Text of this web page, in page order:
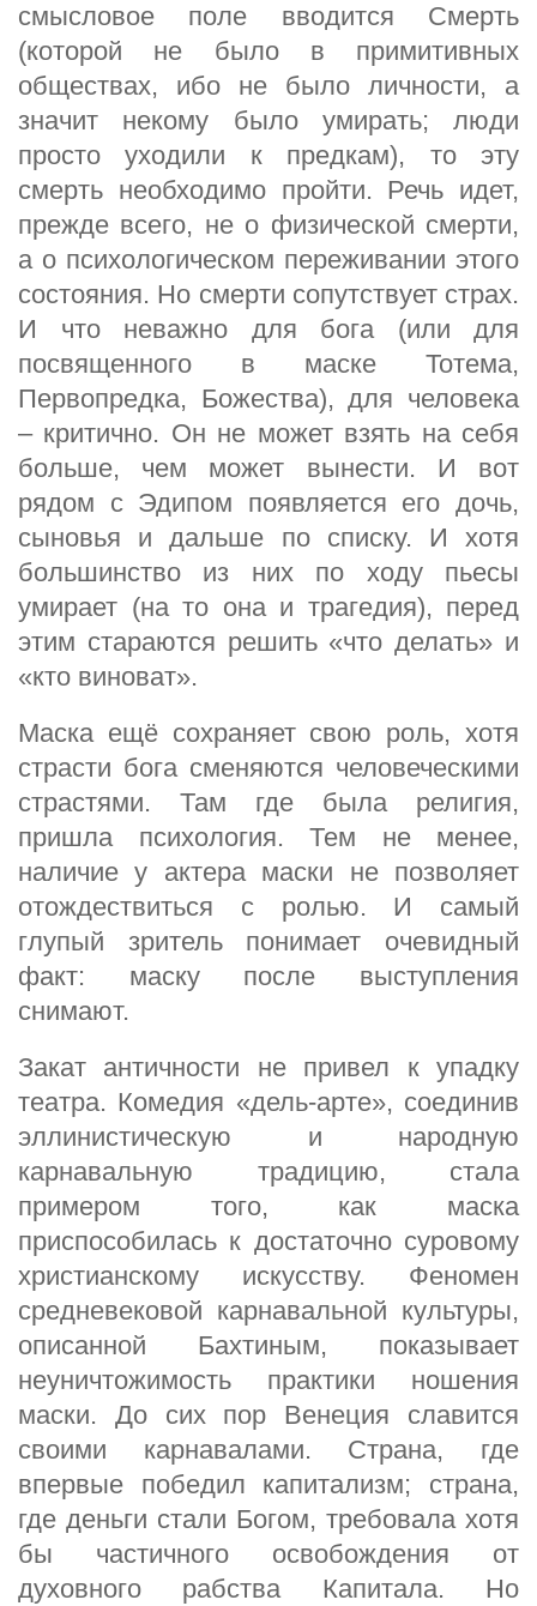
смысловое поле вводится Смерть
(которой не было в примитивных
обществах, ибо не было личности, а
значит некому было умирать; люди
просто уходили к предкам), то эту
смерть необходимо пройти. Речь идет,
прежде всего, не о физической смерти,
а о психологическом переживании этого
состояния. Но смерти сопутствует страх.
И что неважно для бога (или для
посвященного в маске Тотема,
Первопредка, Божества), для человека
– критично. Он не может взять на себя
больше, чем может вынести. И вот
рядом с Эдипом появляется его дочь,
сыновья и дальше по списку. И хотя
большинство из них по ходу пьесы
умирает (на то она и трагедия), перед
этим стараются решить «что делать» и
«кто виноват».
Маска ещё сохраняет свою роль, хотя
страсти бога сменяются человеческими
страстями. Там где была религия,
пришла психология. Тем не менее,
наличие у актера маски не позволяет
отождествиться с ролью. И самый
глупый зритель понимает очевидный
факт: маску после выступления
снимают.
Закат античности не привел к упадку
театра. Комедия «дель-арте», соединив
эллинистическую и народную
карнавальную традицию, стала
примером того, как маска
приспособилась к достаточно суровому
христианскому искусству. Феномен
средневековой карнавальной культуры,
описанной Бахтиным, показывает
неуничтожимость практики ношения
маски. До сих пор Венеция славится
своими карнавалами. Страна, где
впервые победил капитализм; страна,
где деньги стали Богом, требовала хотя
бы частичного освобождения от
духовного рабства Капитала. Но